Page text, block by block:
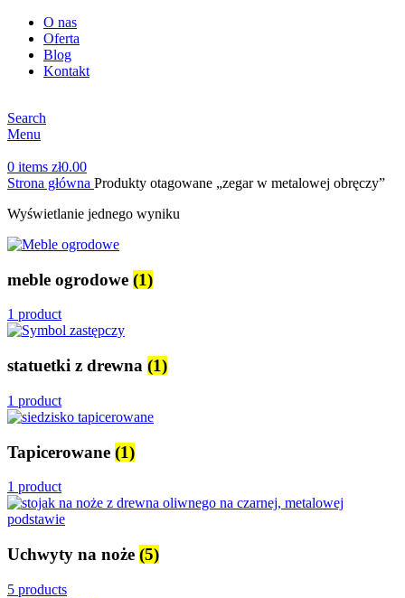
O nas
Oferta
Blog
Kontakt
Search
Menu
0 items zł0.00
Strona główna Produkty otagowane „zegar w metalowej obręczy”
Wyświetlanie jednego wyniku
meble ogrodowe (1)
1 product
statuetki z drewna (1)
1 product
Tapicerowane (1)
1 product
Uchwyty na noże (5)
5 products